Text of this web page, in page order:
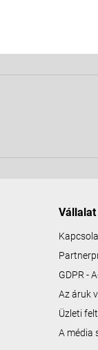
Vállalat
GDPR -
Az áruk
Üzleti
A média